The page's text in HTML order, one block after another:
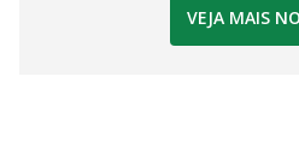
VEJA MAIS